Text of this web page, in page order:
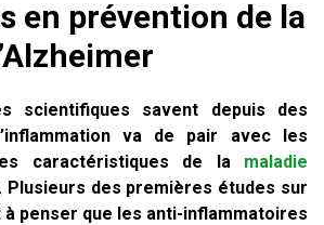
en prévention de la
scientifiques savent depuis des
va de pair avec les
caractéristiques de la maladie
Plusieurs des premières études sur
à penser que les anti-inflammatoires